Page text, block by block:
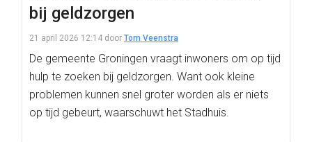
bij geldzorgen
21 april 2026 12:14 door Tom Veenstra
De gemeente Groningen vraagt inwoners om op tijd
hulp te zoeken bij geldzorgen. Want ook kleine
problemen kunnen snel groter worden als er niets
op tijd gebeurt, waarschuwt het Stadhuis.